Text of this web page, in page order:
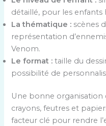
détaillé, pour les enfants
La thématique : scènes
représentation
Venom.
Le format : taille du
possibilité de
Une bonne organisation
crayons, feutres et
facteur clé pour rendre